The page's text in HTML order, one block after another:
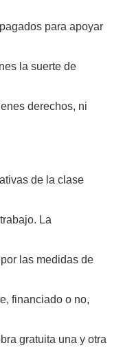
para apoyar
la suerte de
derechos, ni
de la clase
La
las medidas de
financiado o no,
gratuita una y otra